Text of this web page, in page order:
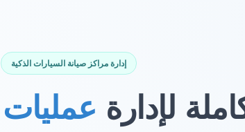
إدارة مراكز صيانة السيارات الذكية
لإدارة